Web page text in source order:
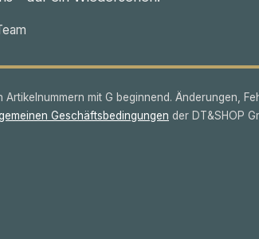
Artikelnummern mit G beginnend. Änderungen,
Geschäftsbedingungen der DT&SHOP